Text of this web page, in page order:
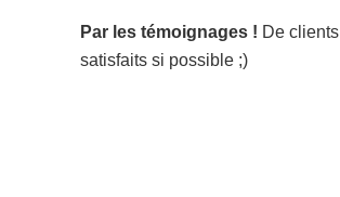
Par les témoignages ! De clients
satisfaits si possible ;)